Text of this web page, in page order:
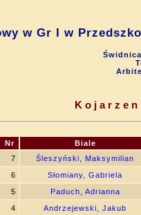
w Gr I w
Nr
Biale
7
Śleszyński, Maksymilian
6
Słomiany, Gabriela
5
Paduch, Adrianna
4 Andrzejewski, Jakub